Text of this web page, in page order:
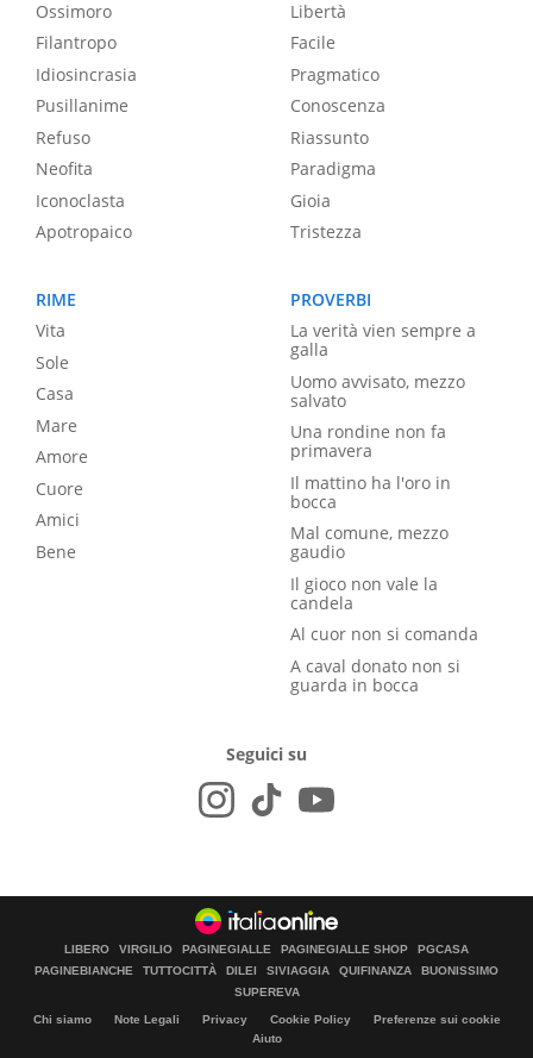
Ossimoro
Filantropo
Idiosincrasia
Pusillanime
Refuso
Neofita
Iconoclasta
Apotropaico
Libertà
Facile
Pragmatico
Conoscenza
Riassunto
Paradigma
Gioia
Tristezza
RIME
Vita
Sole
Casa
Mare
Amore
Cuore
Amici
Bene
PROVERBI
La verità vien sempre a
galla
Uomo avvisato, mezzo
salvato
Una rondine non fa
primavera
Il mattino ha l'oro in
bocca
Mal comune, mezzo
gaudio
Il gioco non vale la
candela
Al cuor non si comanda
A caval donato non si
guarda in bocca
Seguici su
LIBERO VIRGILIO PAGINEGIALLE PAGINEGIALLE SHOP
PGCASA
PAGINEBIANCHE
TUTTOCITTÀ DILEI SIVIAGGIA QUIFINANZA
BUONISSIMO
SUPEREVA
Chi siamo Note Legali Privacy Cookie Policy
Preferenze sui cookie
Aiuto